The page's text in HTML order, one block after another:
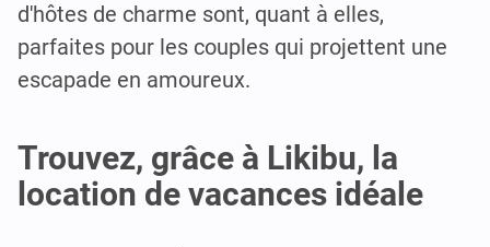
d'hôtes de charme sont, quant à elles,
parfaites pour les couples qui projettent une
escapade en amoureux.
Trouvez, grâce à Likibu, la
location de vacances idéale